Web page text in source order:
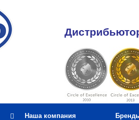
Наша компания